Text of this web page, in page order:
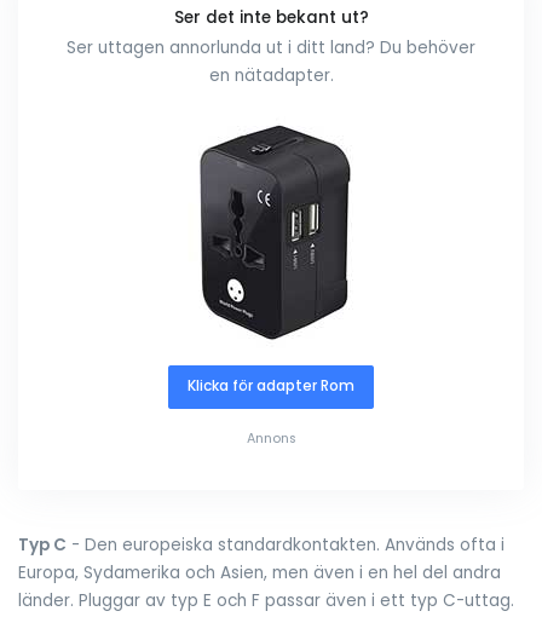
Ser det inte bekant ut?
Ser uttagen annorlunda ut i ditt land? Du behöver
en nätadapter.
Klicka för adapter Rom
Annons
Typ C - Den europeiska standardkontakten. Används ofta i
Europa, Sydamerika och Asien, men även i en hel del andra
länder. Pluggar av typ E och F passar även i ett typ C-uttag.